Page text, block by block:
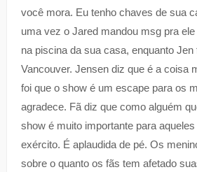
você mora. Eu tenho chaves de sua
uma vez o Jared mandou msg pra
na piscina da sua casa, enquanto Jen
Vancouver. Jensen diz que é a coisa
foi que o show é um escape para os
agradece. Fã diz que como alguém
show é muito importante para
exército. É aplaudida de pé. Os
sobre o quanto os fãs tem afetado